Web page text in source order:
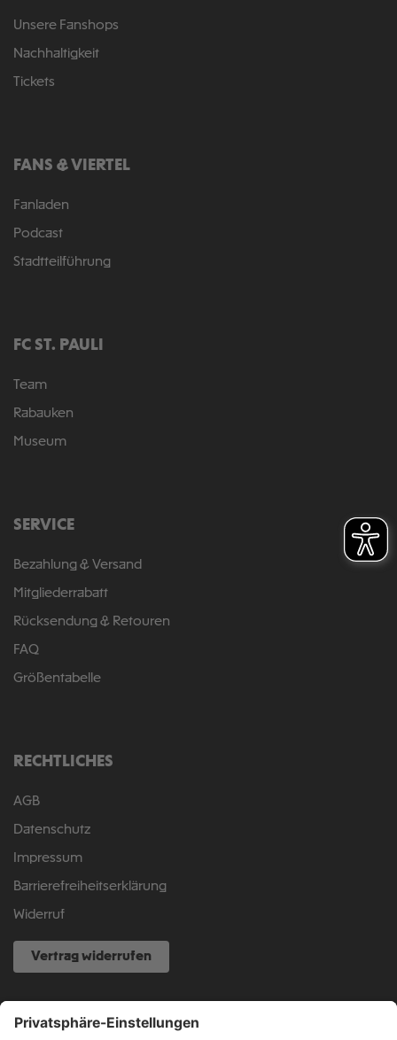
Unsere Fanshops
Nachhaltigkeit
Tickets
FANS & VIERTEL
Fanladen
Podcast
Stadtteilführung
FC ST. PAULI
Team
Rabauken
Museum
SERVICE
Bezahlung & Versand
Mitgliederrabatt
Rücksendung & Retouren
FAQ
Größentabelle
RECHTLICHES
AGB
Datenschutz
Impressum
Barrierefreiheitserklärung
Widerruf
Vertrag widerrufen